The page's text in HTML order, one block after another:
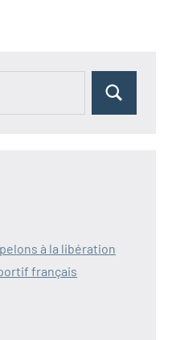
Rechercher
à la libération
français